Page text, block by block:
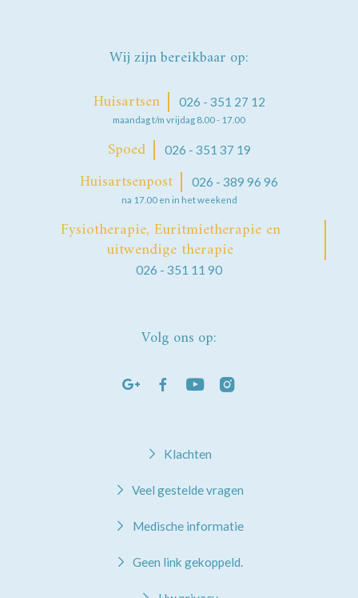
Wij zijn bereikbaar op:
Huisartsen 026 - 351 27 12
maandag t/m vrijdag 8.00 - 17.00
Spoed 026 - 351 37 19
Huisartsenpost 026 - 389 96 96
na 17.00 en in het weekend
Fysiotherapie, Euritmietherapie en
uitwendige therapie
026 - 351 11 90
Volg ons op:
Klachten
Veel gestelde vragen
Medische informatie
Geen link gekoppeld.